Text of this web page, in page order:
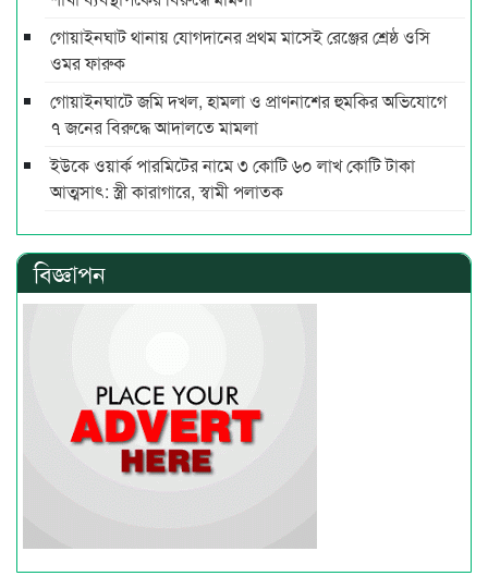
গোয়াইনঘাট থানায় যোগদানের প্রথম মাসেই রেঞ্জের শ্রেষ্ঠ ওসি
ওমর ফারুক
গোয়াইনঘাটে জমি দখল, হামলা ও প্রাণনাশের হুমকির অভিযোগে
৭ জনের বিরুদ্ধে আদালতে মামলা
ইউকে ওয়ার্ক পারমিটের নামে ৩ কোটি ৬০ লাখ কোটি টাকা
আত্মসাৎ: স্ত্রী কারাগারে, স্বামী পলাতক
বিজ্ঞাপন